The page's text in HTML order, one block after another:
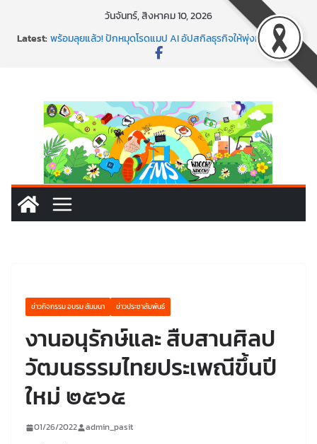
วันจันทร์, สิงหาคม 10, 2026
Latest:
นอกจากเทคโนโลยีจะล้ำ หัวใจคนทำธุรกิจก็ต้องสตรอง!
พร้อมลุยแล้ว! ปักหมุดโรดแมป AI อัปสกิลธุรกิจให้พุ่งทะยาน
พาธุรกิจท้องถิ่นสู่ตลาดโลก ด้วยเทคโนโลยี AI!
มรภ.เลย ได้สกิลทันสมัยแบบจัดเต็ม
ข่าวกิจกรรม อบรม สัมมนา ข่าวประชาสัมพันธ์
งานอนุรักษ์และ สืบสานศิลป
วัฒนธรรมไทยประเพณีขึ้นปี
ใหม่ ๒๕๖๕
01/26/2022 admin_pasit